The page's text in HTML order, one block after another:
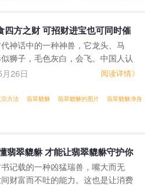
四方之财 可招财进宝也可同时催
神话中的一种神兽，它龙头、马
狮子，毛色灰白，会飞。中国人认
祥的吉瑞之兽，从古至今，上至帝
好运。然而翡翠貔貅纳食四方之
26日 阅读详情》
方法 翡翠貔貅 翡翠貔貅的图片 翡翠貔貅净身
翡翠貔貅 才能让翡翠貔貅守护你
记载的一种凶猛瑞兽，嘴大而无
财富而不吐的能力。这也是让消费